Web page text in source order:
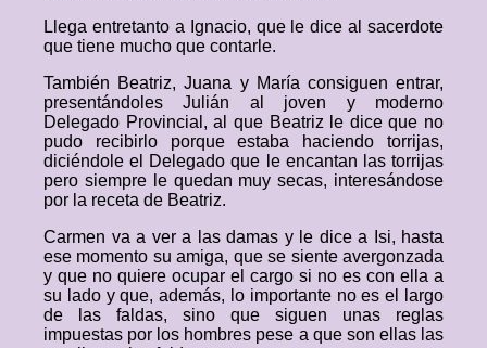
Llega entretanto a Ignacio, que le dice al sacerdote
que tiene mucho que contarle.
También Beatriz, Juana y María consiguen entrar,
presentándoles Julián al joven y moderno
Delegado Provincial, al que Beatriz le dice que no
pudo recibirlo porque estaba haciendo torrijas,
diciéndole el Delegado que le encantan las torrijas
pero siempre le quedan muy secas, interesándose
por la receta de Beatriz.
Carmen va a ver a las damas y le dice a Isi, hasta
ese momento su amiga, que se siente avergonzada
y que no quiere ocupar el cargo si no es con ella a
su lado y que, además, lo importante no es el largo
de las faldas, sino que siguen unas reglas
impuestas por los hombres pese a que son ellas las